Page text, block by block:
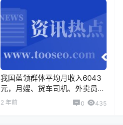
我国蓝领群体平均月收入6043
元，月嫂、货车司机、外卖员等
职业收入居前三。
2 年前 0 435